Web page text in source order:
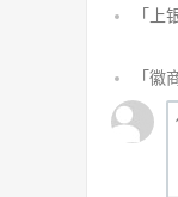
「上
「徽